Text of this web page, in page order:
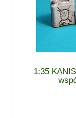
1:35